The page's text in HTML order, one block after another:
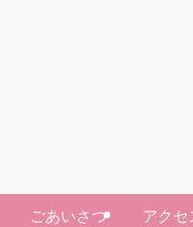
ごあいさつ アク